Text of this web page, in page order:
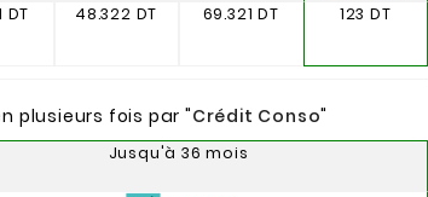
DT 48.322 DT 69.321 DT 123 DT
plusieurs fois par "Crédit Conso"
Jusqu'à 36 mois